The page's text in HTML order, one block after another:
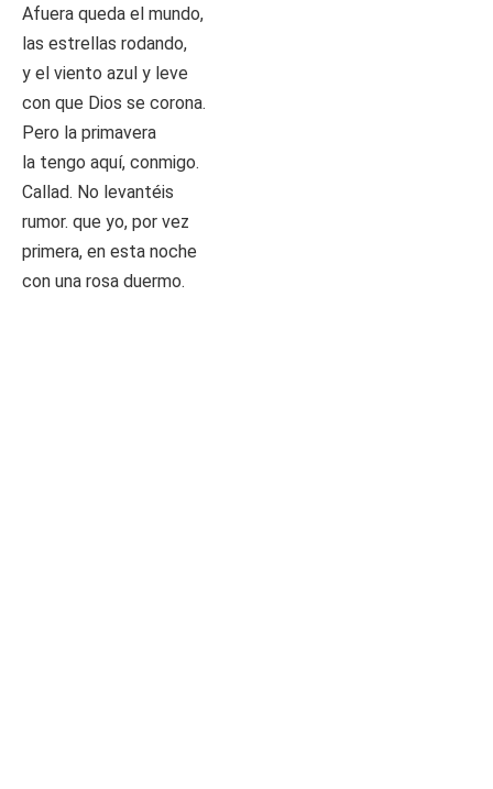
Afuera queda el mundo,
las estrellas rodando,
y el viento azul y leve
con que Dios se corona.
Pero la primavera
la tengo aquí, conmigo.
Callad. No levantéis
rumor. que yo, por vez
primera, en esta noche
con una rosa duermo.